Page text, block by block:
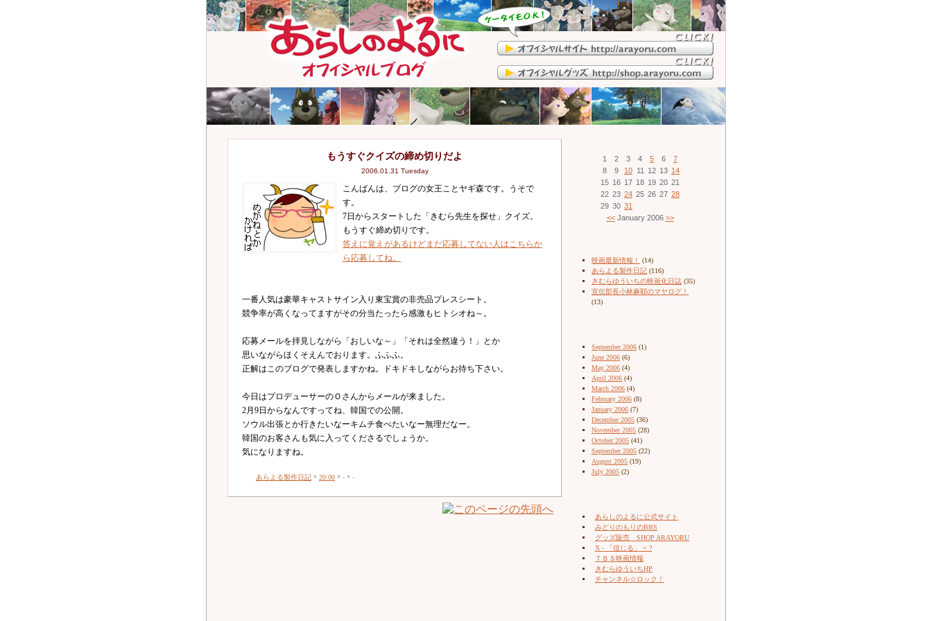
もうすぐクイズの締め切りだよ
2006.01.31 Tuesday
こんばんは、ブログの女王ことヤギ森です。うそで
す。
7日からスタートした「きむら先生を探せ」クイズ。
もうすぐ締め切りです。
答えに覚えがあるけどまだ応募してない人はこちらか
ら応募してね。
一番人気は豪華キャストサイン入り東宝賞の非売品プレスシート。
競争率が高くなってますがその分当たったら感激もヒトシオね～。
応募メールを拝見しながら「おしいな～」「それは全然違う！」とか
思いながらほくそえんでおります。ふふふ。
正解はこのブログで発表しますかね。ドキドキしながらお待ち下さい。
今日はプロデューサーのＯさんからメールが来ました。
2月9日からなんですってね、韓国での公開。
ソウル出張とか行きたいなーキムチ食べたいなー無理だなー。
韓国のお客さんも気に入ってくださるでしょうか。
気になりますね。
あらよる製作日記 * 20:00 * - * -
1 2 3 4 5 6
7
8
9 10 11 12 13 14
15 16 17 18 19 20 21
22 23 24 25 26 27 28
29 30 31
<<January 2006 >>
映画最新情報！
(14)
あらよる製作日記 (116)
きむらゆういちの映画化日誌 (35)
宣伝部長小林麻耶のマヤログ！
(13)
September 2006 (1)
June 2006 (6)
May 2006 (4)
April 2006 (4)
March 2006 (4)
February 2006 (8)
January 2006 (7)
December 2005 (36)
November 2005 (28)
October 2005 (41)
September 2005 (22)
August 2005 (19)
July 2005 (2)
あらしのよるに公式サイト
みどりのもりのBBS
グッズ販売 SHOP ARAYORU
X - 「信じる」 = ?
ＴＢＳ映画情報
きむらゆういちHP
チャンネル☆ロック！